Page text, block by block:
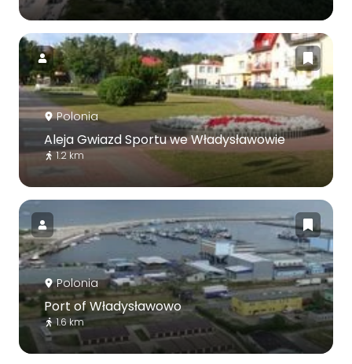
Polonia
Aleja Gwiazd Sportu we Władysławowie
1.2 km
Polonia
Port of Władysławowo
1.6 km